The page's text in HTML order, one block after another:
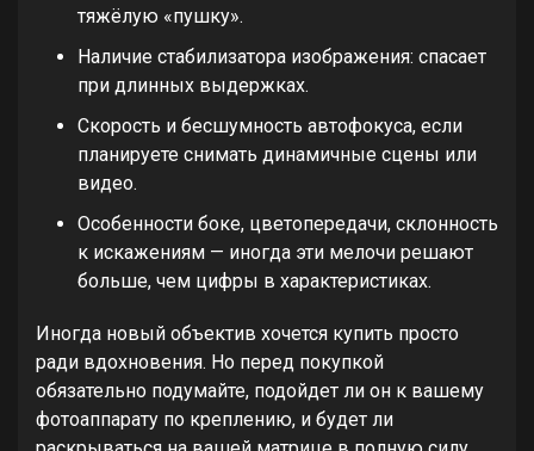
тяжёлую «пушку».
Наличие стабилизатора изображения: спасает
при длинных выдержках.
Скорость и бесшумность автофокуса, если
планируете снимать динамичные сцены или
видео.
Особенности боке, цветопередачи, склонность
к искажениям — иногда эти мелочи решают
больше, чем цифры в характеристиках.
Иногда новый объектив хочется купить просто
ради вдохновения. Но перед покупкой
обязательно подумайте, подойдет ли он к вашему
фотоаппарату по креплению, и будет ли